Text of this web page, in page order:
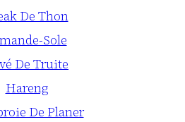
De Thon
Sole
De Truite
Hareng
De Planer